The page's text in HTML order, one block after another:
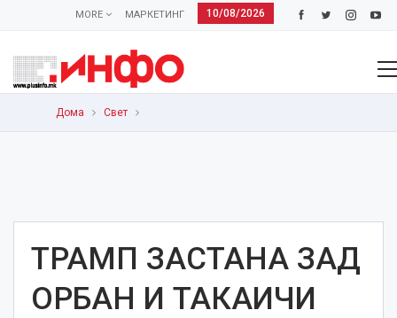
10/08/2026
МАРКЕТИНГ
MORE
Дома Свет
ТРАМП ЗАСТАНА ЗАД
ОРБАН И ТАКАИЧИ